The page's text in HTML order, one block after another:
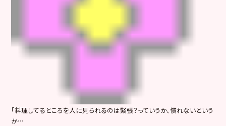
「料理してるところを人に見られるのは緊張？っていうか、慣れないという
か…